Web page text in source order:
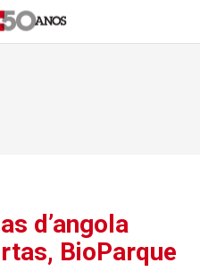
d’angola
BioParque